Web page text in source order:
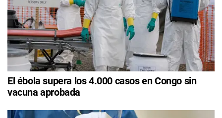
El ébola supera los 4.000 casos en Congo sin
vacuna aprobada